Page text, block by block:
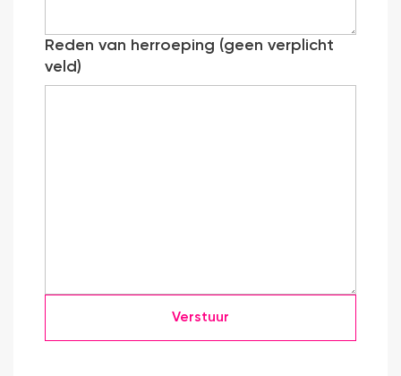
Reden van herroeping (geen verplicht
veld)